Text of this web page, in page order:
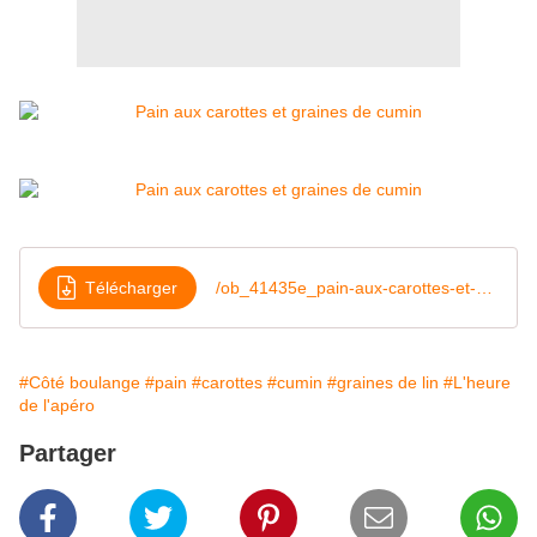
Télécharger
#Côté boulange #pain #carottes #cumin #graines de lin #L'heure
de l'apéro
Partager